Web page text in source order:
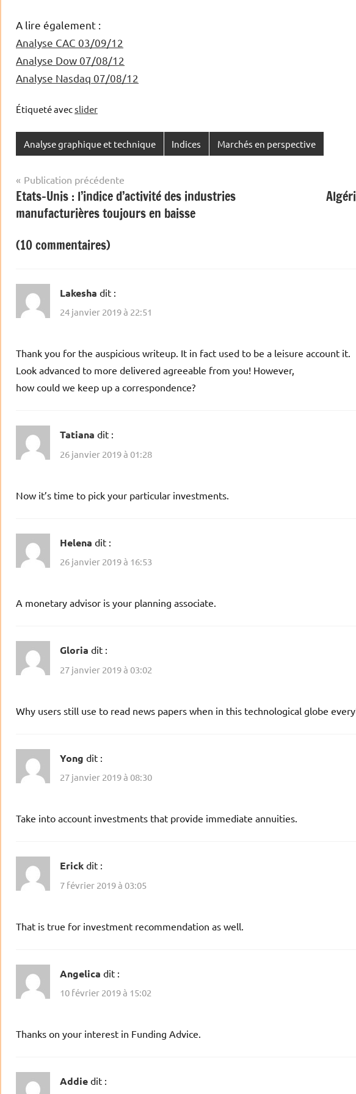
A lire également :
Analyse CAC 03/09/12
Analyse Dow 07/08/12
Analyse Nasdaq 07/08/12
Étiqueté avecslider
Analyse graphique et technique Indices Marchés en perspective
Navigation
de
l’article
Publication précédente
Etats-Unis : l’indice d’activité des industries
manufacturières toujours en baisse
(10 commentaires)
Lakesha dit :
24 janvier 2019 à 22:51
Thank you for the auspicious writeup. It in fact used to be a leisure account it.
Look advanced to more delivered agreeable from you! However,
how could we keep up a correspondence?
Tatiana dit :
26 janvier 2019 à 01:28
Now it’s time to pick your particular investments.
Helena dit :
26 janvier 2019 à 16:53
A monetary advisor is your planning associate.
Gloria dit :
27 janvier 2019 à 03:02
Why users still use to read news papers when in this technological globe
Yong dit :
27 janvier 2019 à 08:30
Take into account investments that provide immediate annuities.
Erick dit :
7 février 2019 à 03:05
That is true for investment recommendation as well.
Angelica dit :
10 février 2019 à 15:02
Thanks on your interest in Funding Advice.
Addie dit :